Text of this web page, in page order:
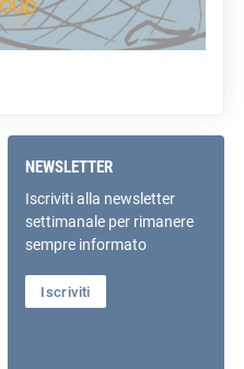
NEWSLETTER
Iscriviti alla newsletter
settimanale per rimanere
sempre informato
Iscriviti